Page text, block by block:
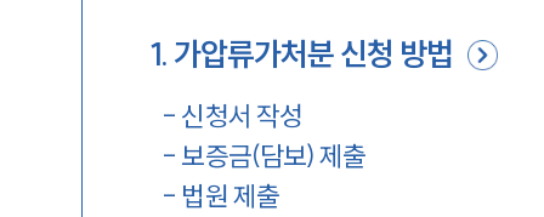
1. 가압류가처분 신청 방법
- 신청서 작성
- 보증금(담보) 제출
- 법원 제출